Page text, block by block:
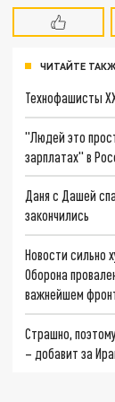
ЧИТАЙТЕ
Технофашисты
"Людей это
зарплатах" в
Даня с Дашей
закончились
Новости сильно
Оборона
важнейшем
Страшно,
– добавит за